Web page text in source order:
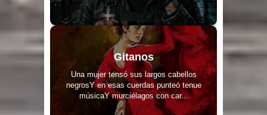
Gitanos
Una mujer tensó sus largos cabellos
negrosY en esas cuerdas punteó tenue
músicaY murciélagos con car...